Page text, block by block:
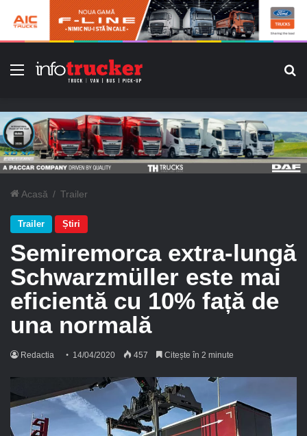
Meniu
Acasă / Trailer
Trailer Știri
Semiremorca extra-lungă
Schwarzmüller este mai
eficientă cu 10% față de
una normală
Redactia 14/04/2020 457 Citește în 2 minute